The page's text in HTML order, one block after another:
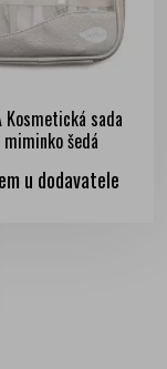
Kosmetická sada
šedá
u dodavatele